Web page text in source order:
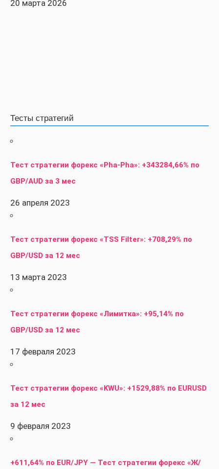
20 марта 2026
Тесты стратегий
Тест стратегии форекс «Pha-Pha»: +343284,66% по
GBP/AUD за 3 мес
26 апреля 2023
Тест стратегии форекс «TSS Filter»: +708,29% по
GBP/USD за 12 мес
13 марта 2023
Тест стратегии форекс «Лимитка»: +95,14% по
GBP/USD за 12 мес
17 февраля 2023
Тест стратегии форекс «KWU»: +1529,88% по EURUSD
за 12 мес
9 февраля 2023
+611,64% по EUR/JPY — Тест стратегии форекс «Ж/